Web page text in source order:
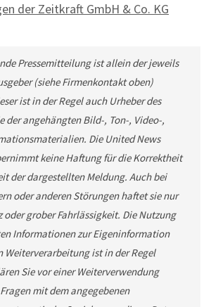
der Zeitkraft GmbH & Co. KG
Pressemitteilung ist allein der jeweils
(siehe Firmenkontakt oben)
ist in der Regel auch Urheber des
der angehängten Bild-, Ton-, Video-,
Die United News
keine Haftung für die Korrektheit
der dargestellten Meldung. Auch bei
oder anderen Störungen haftet sie nur
oder grober Fahrlässigkeit. Die Nutzung
Informationen zur Eigeninformation
Weiterverarbeitung ist in der Regel
Sie vor einer Weiterverwendung
mit dem angegebenen